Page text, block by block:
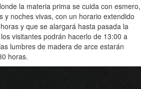
la materia prima se cuida con esmero,
y noches vivas, con un horario extendido
y que se alargará hasta pasada la
visitantes podrán hacerlo de 13:00 a
lumbres de madera de arce estarán
horas.